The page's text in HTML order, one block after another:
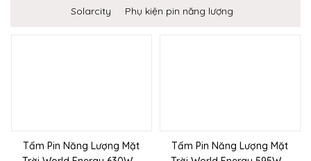
Solarcity
Phụ kiện pin năng lượng
Tấm Pin Năng Lượng Mặt
Tấm Pin Năng Lượng Mặt